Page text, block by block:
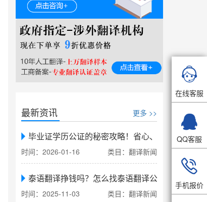
最新资讯 更多 >>
毕业证学历公证的秘密攻略！省心、省力、省时
时间：2026-01-16 类目：翻译新闻
泰语翻译挣钱吗？怎么找泰语翻译公司翻译
时间：2025-11-03 类目：翻译新闻

在线客服

QQ客服

手机报价